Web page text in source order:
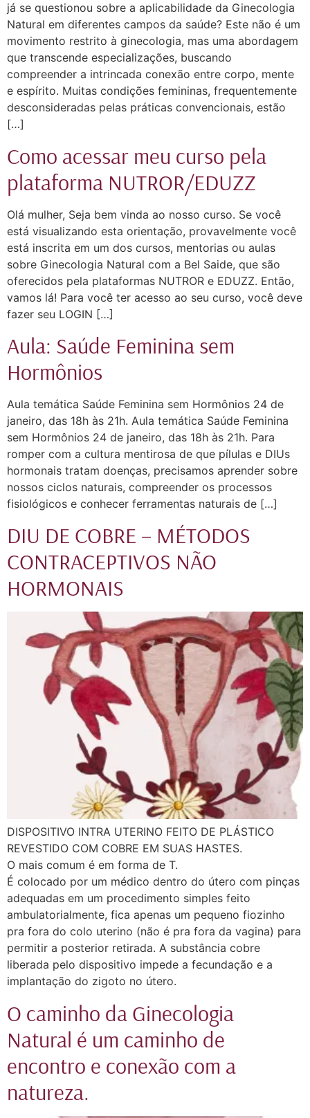
já se questionou sobre a aplicabilidade da Ginecologia
Natural em diferentes campos da saúde? Este não é um
movimento restrito à ginecologia, mas uma abordagem
que transcende especializações, buscando
compreender a intrincada conexão entre corpo, mente
e espírito. Muitas condições femininas, frequentemente
desconsideradas pelas práticas convencionais, estão
[…]
Como acessar meu curso pela
plataforma NUTROR/EDUZZ
Olá mulher, Seja bem vinda ao nosso curso. Se você
está visualizando esta orientação, provavelmente você
está inscrita em um dos cursos, mentorias ou aulas
sobre Ginecologia Natural com a Bel Saide, que são
oferecidos pela plataformas NUTROR e EDUZZ. Então,
vamos lá! Para você ter acesso ao seu curso, você deve
fazer seu LOGIN […]
Aula: Saúde Feminina sem
Hormônios
Aula temática Saúde Feminina sem Hormônios 24 de
janeiro, das 18h às 21h. Aula temática Saúde Feminina
sem Hormônios 24 de janeiro, das 18h às 21h. Para
romper com a cultura mentirosa de que pílulas e DIUs
hormonais tratam doenças, precisamos aprender sobre
nossos ciclos naturais, compreender os processos
fisiológicos e conhecer ferramentas naturais de […]
DIU DE COBRE – MÉTODOS
CONTRACEPTIVOS NÃO
HORMONAIS
DISPOSITIVO INTRA UTERINO FEITO DE PLÁSTICO
REVESTIDO COM COBRE EM SUAS HASTES.
O mais comum é em forma de T.
É colocado por um médico dentro do útero com pinças
adequadas em um procedimento simples feito
ambulatorialmente, fica apenas um pequeno fiozinho
pra fora do colo uterino (não é pra fora da vagina) para
permitir a posterior retirada. A substância cobre
liberada pelo dispositivo impede a fecundação e a
implantação do zigoto no útero.
O caminho da Ginecologia
Natural é um caminho de
encontro e conexão com a
natureza.